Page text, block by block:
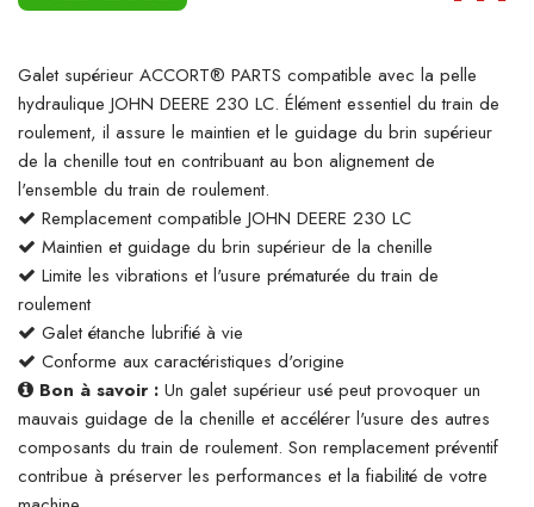
Galet supérieur ACCORT® PARTS compatible avec la pelle
hydraulique JOHN DEERE 230 LC. Élément essentiel du train de
roulement, il assure le maintien et le guidage du brin supérieur
de la chenille tout en contribuant au bon alignement de
l'ensemble du train de roulement.
Remplacement compatible JOHN DEERE 230 LC
Maintien et guidage du brin supérieur de la chenille
Limite les vibrations et l'usure prématurée du train de
roulement
Galet étanche lubrifié à vie
Conforme aux caractéristiques d'origine
Bon à savoir : Un galet supérieur usé peut provoquer un
mauvais guidage de la chenille et accélérer l'usure des autres
composants du train de roulement. Son remplacement préventif
contribue à préserver les performances et la fiabilité de votre